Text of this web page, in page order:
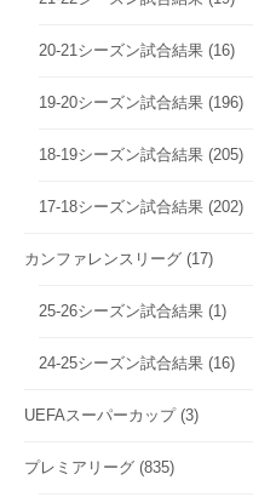
20-21シーズン試合結果 (16)
19-20シーズン試合結果 (196)
18-19シーズン試合結果 (205)
17-18シーズン試合結果 (202)
カンファレンスリーグ (17)
25-26シーズン試合結果 (1)
24-25シーズン試合結果 (16)
UEFAスーパーカップ(3)
プレミアリーグ (835)